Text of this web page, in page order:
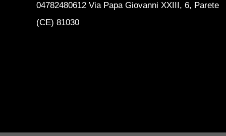
04782480612 Via Papa Giovanni XXIII, 6, Parete
(CE) 81030